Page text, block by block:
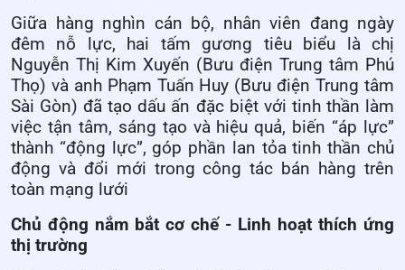
Giữa hàng nghìn cán bộ, nhân viên đang ngày
đêm nỗ lực, hai tấm gương tiêu biểu là chị
Nguyễn Thị Kim Xuyến (Bưu điện Trung tâm Phú
Thọ) và anh Phạm Tuấn Huy (Bưu điện Trung tâm
Sài Gòn) đã tạo dấu ấn đặc biệt với tinh thần làm
việc tận tâm, sáng tạo và hiệu quả, biến “áp lực”
thành “động lực”, góp phần lan tỏa tinh thần chủ
động và đổi mới trong công tác bán hàng trên
toàn mạng lưới
Chủ động nắm bắt cơ chế - Linh hoạt thích ứng
thị trường